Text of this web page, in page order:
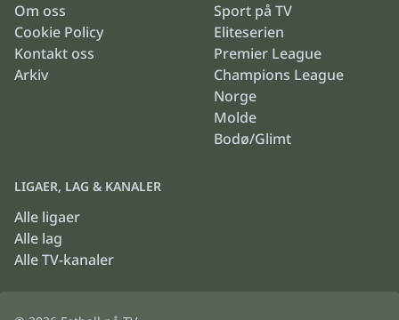
Om oss
Cookie Policy
Kontakt oss
Arkiv
Sport på TV
Eliteserien
Premier League
Champions League
Norge
Molde
Bodø/Glimt
LIGAER, LAG & KANALER
Alle ligaer
Alle lag
Alle TV-kanaler